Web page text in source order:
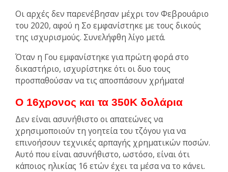
Οι αρχές δεν παρενέβησαν μέχρι τον Φεβρουάριο
του 2020, αφού η Σο εμφανίστηκε με τους δικούς
της ισχυρισμούς. Συνελήφθη λίγο μετά.
Όταν η Γου εμφανίστηκε για πρώτη φορά στο
δικαστήριο, ισχυρίστηκε ότι οι δυο τους
προσπαθούσαν να τις αποσπάσουν χρήματα!
Ο 16χρονος και τα 350Κ δολάρια
Δεν είναι ασυνήθιστο οι απατεώνες να
χρησιμοποιούν τη γοητεία του τζόγου για να
επινοήσουν τεχνικές αρπαγής χρηματικών ποσών.
Αυτό που είναι ασυνήθιστο, ωστόσο, είναι ότι
κάποιος ηλικίας 16 ετών έχει τα μέσα να το κάνει.